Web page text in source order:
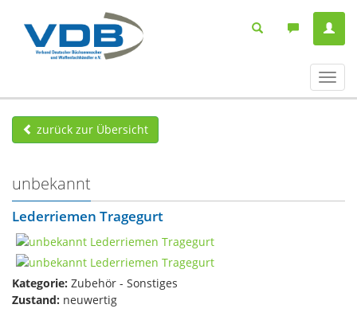
ein-/
zurück zur Übersicht
unbekannt
Lederriemen Tragegurt
Kategorie: Zubehör - Sonstiges
Zustand: neuwertig